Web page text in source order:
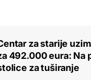
za starije
492.000 eura: Na
za tuširanje